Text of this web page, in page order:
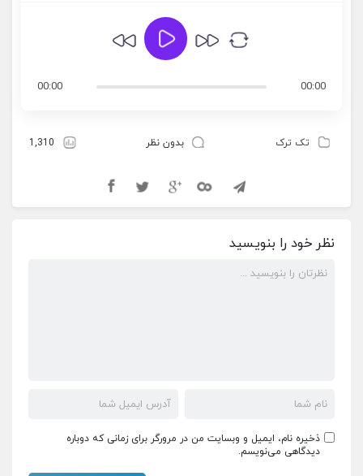
00:00
00:00
تک ترک بدون نظر 1,310
نظر خود را بنویسید
ذخیره نام، ایمیل و وبسایت من در مرورگر برای زمانی که دوباره
دیدگاهی می‌نویسم.